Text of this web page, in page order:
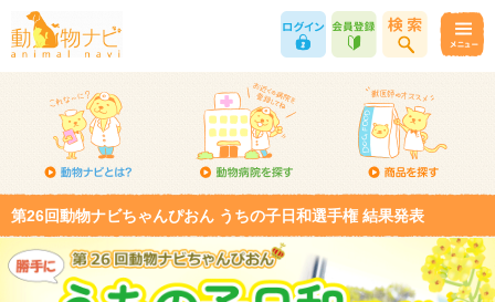
第26回動物ナビちゃんぴおん うちの子日和選手権 結果発表